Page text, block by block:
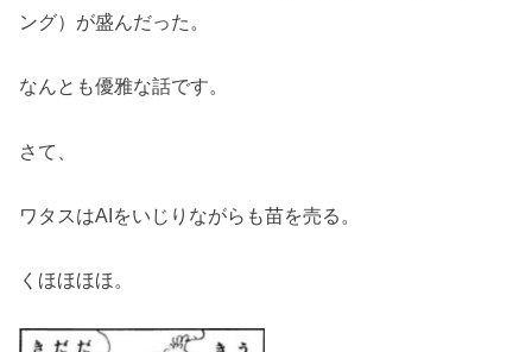
ング）が盛んだった。
なんとも優雅な話です。
さて、
ワタスはAIをいじりながらも苗を売る。
くほほほほ。